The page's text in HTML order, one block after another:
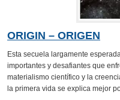
ORIGIN – ORIGEN
Esta secuela largamente
importantes y desafiantes que
materialismo científico y la
la primera vida se explica mejor